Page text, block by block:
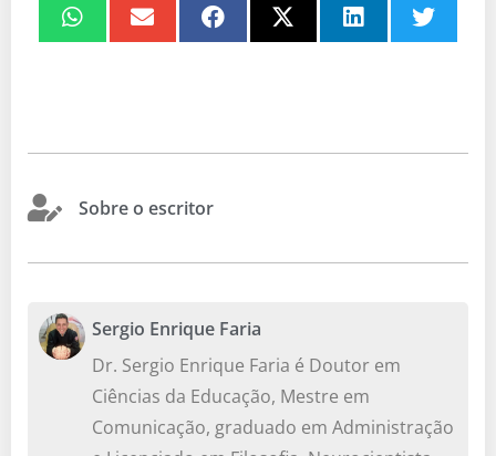
Sobre o escritor
Sergio Enrique Faria
Dr. Sergio Enrique Faria é Doutor em
Ciências da Educação, Mestre em
Comunicação, graduado em Administração